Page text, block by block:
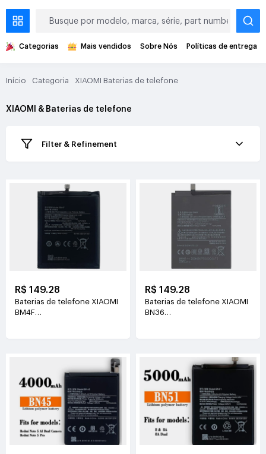
Categorias Mais vendidos Sobre Nós Políticas de entrega
Início Categoria XIAOMI Baterias de telefone
XIAOMI & Baterias de telefone
Filter & Refinement
R$ 149.28
Baterias de telefone XIAOMI
BM4F
R$ 149.28
Baterias de telefone XIAOMI
BN36